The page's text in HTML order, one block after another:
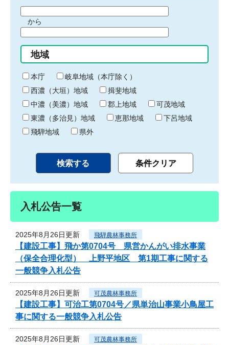
間
始
り
から
間
終
わ
り
地域
本庁
岐阜地域（本庁除く）
西濃（大垣）地域
揖斐地域
中濃（美濃）地域
郡上地域
可茂地域
東濃（多治見）地域
恵那地域
下呂地域
飛騨地域
県外
入札公告一覧
2025年8月26日更新 飛騨農林事務所
【建設工事】飛か第0704号 県営かんがい排水事業
（保全合理化型） 上野平地区 第1期工事に関する
一般競争入札公告
2025年8月26日更新 可茂農林事務所
【建設工事】可治工第0704号／県単治山事業小鳥屋工
事に関する一般競争入札公告
2025年8月26日更新 可茂農林事務所